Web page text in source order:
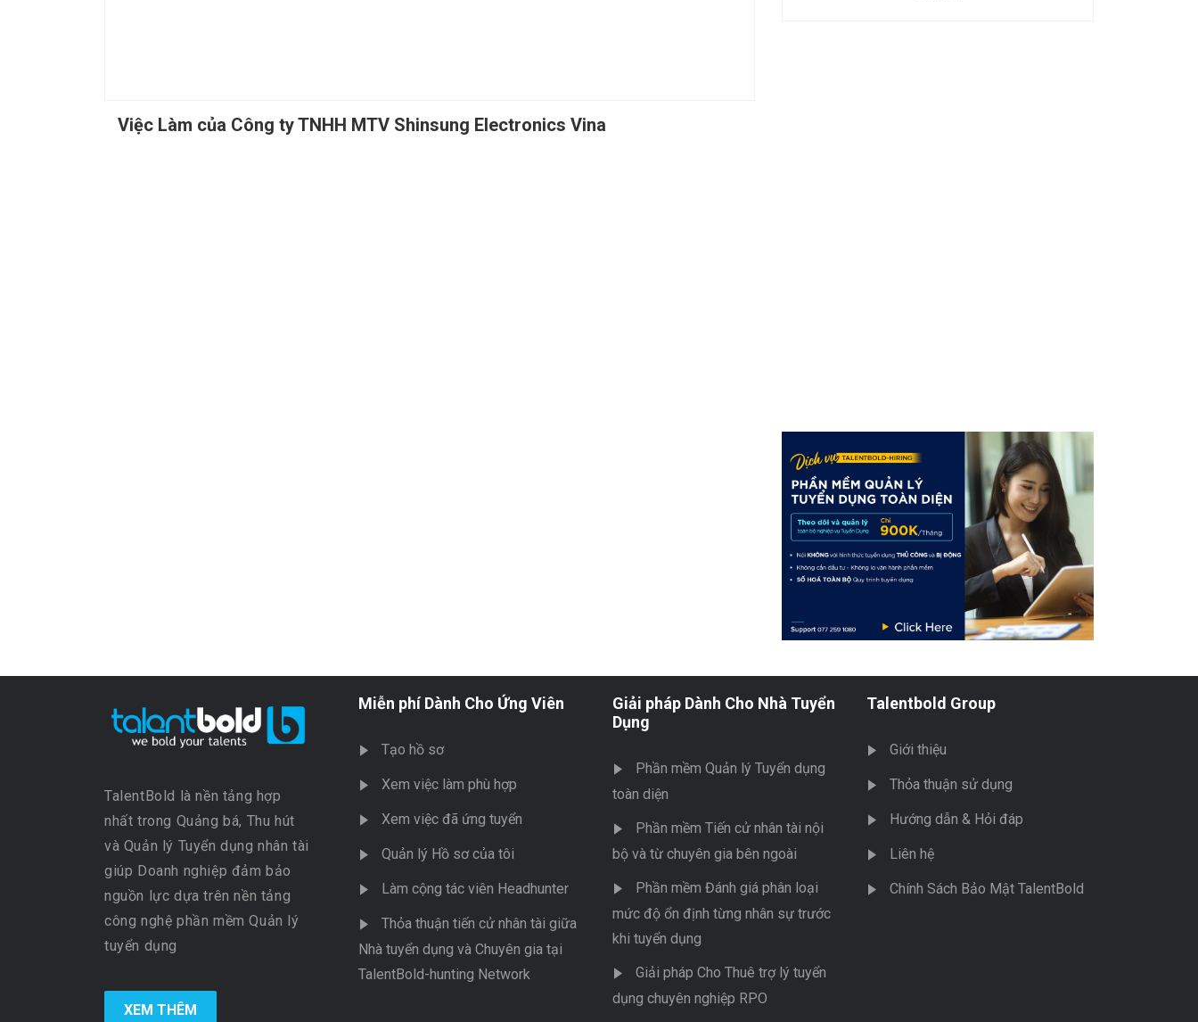
Việc Làm của Công ty TNHH MTV Shinsung Electronics Vina
TalentBold là nền tảng hợp
nhất trong Quảng bá, Thu hút
và Quản lý Tuyển dụng nhân tài
giúp Doanh nghiệp đảm bảo
nguồn lực dựa trên nền tảng
công nghệ phần mềm Quản lý
tuyển dụng
XEM THÊM
Miễn phí Dành Cho Ứng Viên
Tạo hồ sơ
Xem việc làm phù hợp
Xem việc đã ứng tuyển
Quản lý Hồ sơ của tôi
Làm cộng tác viên Headhunter
Thỏa thuận tiến cử nhân tài giữa
Nhà tuyển dụng và Chuyên gia tại
TalentBold-hunting Network
Giải pháp Dành Cho Nhà Tuyển
Dụng
Phần mềm Quản lý Tuyển dụng
toàn diện
Phần mềm Tiến cử nhân tài nội
bộ và từ chuyên gia bên ngoài
Phần mềm Đánh giá phân loại
mức độ ổn định từng nhân sự trước
khi tuyển dụng
Giải pháp Cho Thuê trợ lý tuyển
dụng chuyên nghiệp RPO
Talentbold Group
Giới thiệu
Thỏa thuận sử dụng
Hướng dẫn & Hỏi đáp
Liên hệ
Chính Sách Bảo Mật TalentBold